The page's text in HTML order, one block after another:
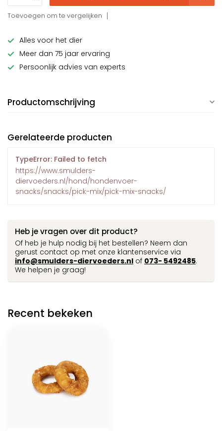
Toevoegen om te vergelijken
Alles voor het dier
Meer dan 75 jaar ervaring
Persoonlijk advies van experts
Productomschrijving
Gerelateerde producten
TypeError: Failed to fetch
https://www.smulders-
diervoeders.nl/hond/hondenvoer-
snacks/snacks/pick-mix/pick-mix-snacks/
Heb je vragen over dit product?
Of heb je hulp nodig bij het bestellen? Neem dan
gerust contact op met onze klantenservice via
info@smulders-diervoeders.nl of 073- 5492485.
We helpen je graag!
Recent bekeken